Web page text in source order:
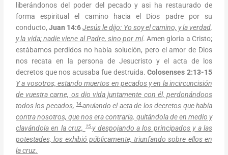
liberándonos del poder del pecado y asi ha restaurado de
forma espiritual el camino hacia el Dios padre por su
conducto,Juan 14:6 Jesús le dijo: Yo soy el camino, y la verdad,
y la vida; nadie viene al Padre, sino por mí. Amen gloria a Cristo;
estábamos perdidos no había solución, pero el amor de Dios
nos recata en la persona de Jesucristo y el acta de los
decretos que nos acusaba fue destruida.Colosenses 2:13-15
Y a vosotros, estando muertos en pecados y en la incircuncisión
de vuestra carne, os dio vida juntamente con él, perdonándoos
todos los pecados, 14 anulando el acta de los decretos que había
contra nosotros, que nos era contraria, quitándola de en medio y
clavándola en la cruz,15y despojando a los principados y a las
potestades, los exhibió públicamente, triunfando sobre ellos en
la cruz.